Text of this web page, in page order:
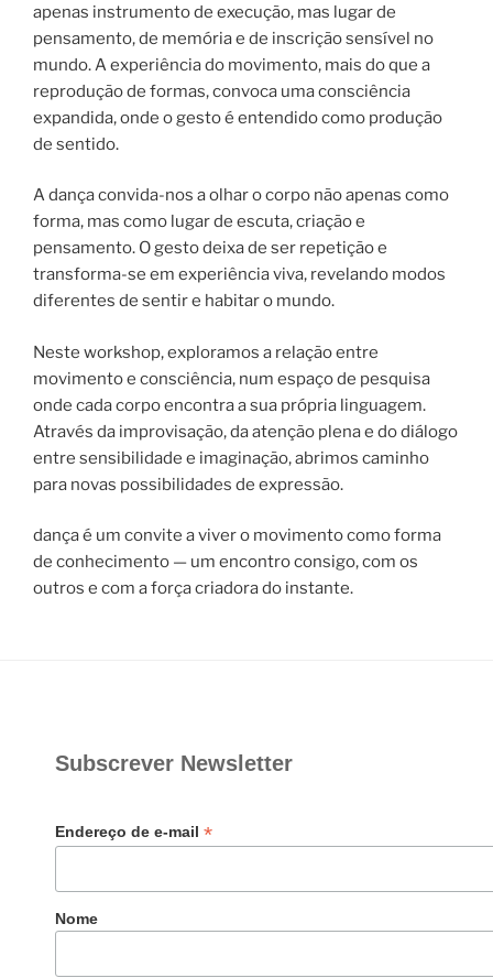
apenas instrumento de execução, mas lugar de
pensamento, de memória e de inscrição sensível no
mundo. A experiência do movimento, mais do que a
reprodução de formas, convoca uma consciência
expandida, onde o gesto é entendido como produção
de sentido.
A dança convida-nos a olhar o corpo não apenas como
forma, mas como lugar de escuta, criação e
pensamento. O gesto deixa de ser repetição e
transforma-se em experiência viva, revelando modos
diferentes de sentir e habitar o mundo.
Neste workshop, exploramos a relação entre
movimento e consciência, num espaço de pesquisa
onde cada corpo encontra a sua própria linguagem.
Através da improvisação, da atenção plena e do diálogo
entre sensibilidade e imaginação, abrimos caminho
para novas possibilidades de expressão.
dança é um convite a viver o movimento como forma
de conhecimento — um encontro consigo, com os
outros e com a força criadora do instante.
Subscrever Newsletter
Endereço de e-mail *
Nome